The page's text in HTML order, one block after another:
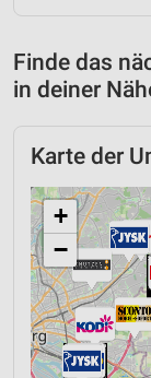
Finde das
in deiner
Karte der
+
−